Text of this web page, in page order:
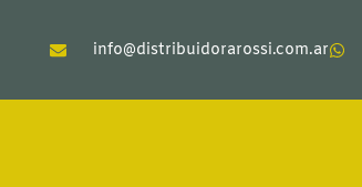
info@distribuidorarossi.com.ar